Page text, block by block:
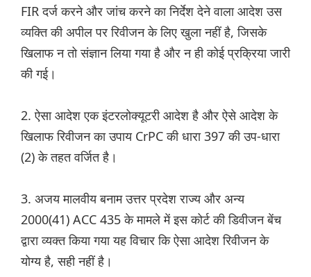
FIR दर्ज करने और जांच करने का निर्देश देने वाला आदेश उस
व्यक्ति की अपील पर रिवीजन के लिए खुला नहीं है, जिसके
खिलाफ न तो संज्ञान लिया गया है और न ही कोई प्रक्रिया जारी
की गई।
2. ऐसा आदेश एक इंटरलोक्यूटरी आदेश है और ऐसे आदेश के
खिलाफ रिवीजन का उपाय CrPC की धारा 397 की उप-धारा
(2) के तहत वर्जित है।
3. अजय मालवीय बनाम उत्तर प्रदेश राज्य और अन्य
2000(41) ACC 435 के मामले में इस कोर्ट की डिवीजन बेंच
द्वारा व्यक्त किया गया यह विचार कि ऐसा आदेश रिवीजन के
योग्य है, सही नहीं है।